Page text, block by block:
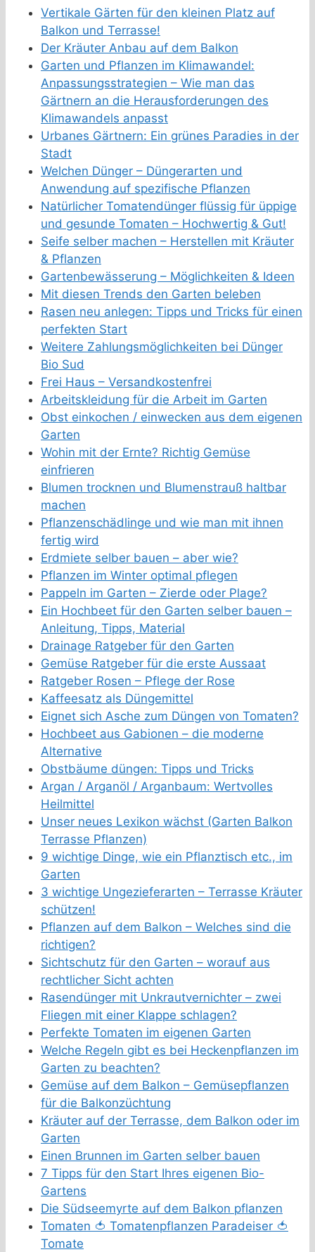
Vertikale Gärten für den kleinen Platz auf
Balkon und Terrasse!
Der Kräuter Anbau auf dem Balkon
Garten und Pflanzen im Klimawandel:
Anpassungsstrategien – Wie man das
Gärtnern an die Herausforderungen des
Klimawandels anpasst
Urbanes Gärtnern: Ein grünes Paradies in der
Stadt
Welchen Dünger – Düngerarten und
Anwendung auf spezifische Pflanzen
Natürlicher Tomatendünger flüssig für üppige
und gesunde Tomaten – Hochwertig & Gut!
Seife selber machen – Herstellen mit Kräuter
& Pflanzen
Gartenbewässerung – Möglichkeiten & Ideen
Mit diesen Trends den Garten beleben
Rasen neu anlegen: Tipps und Tricks für einen
perfekten Start
Weitere Zahlungsmöglichkeiten bei Dünger
Bio Sud
Frei Haus – Versandkostenfrei
Arbeitskleidung für die Arbeit im Garten
Obst einkochen / einwecken aus dem eigenen
Garten
Wohin mit der Ernte? Richtig Gemüse
einfrieren
Blumen trocknen und Blumenstrauß haltbar
machen
Pflanzenschädlinge und wie man mit ihnen
fertig wird
Erdmiete selber bauen – aber wie?
Pflanzen im Winter optimal pflegen
Pappeln im Garten – Zierde oder Plage?
Ein Hochbeet für den Garten selber bauen –
Anleitung, Tipps, Material
Drainage Ratgeber für den Garten
Gemüse Ratgeber für die erste Aussaat
Ratgeber Rosen – Pflege der Rose
Kaffeesatz als Düngemittel
Eignet sich Asche zum Düngen von Tomaten?
Hochbeet aus Gabionen – die moderne
Alternative
Obstbäume düngen: Tipps und Tricks
Argan / Arganöl / Arganbaum: Wertvolles
Heilmittel
Unser neues Lexikon wächst (Garten Balkon
Terrasse Pflanzen)
9 wichtige Dinge, wie ein Pflanztisch etc., im
Garten
3 wichtige Ungezieferarten – Terrasse Kräuter
schützen!
Pflanzen auf dem Balkon – Welches sind die
richtigen?
Sichtschutz für den Garten – worauf aus
rechtlicher Sicht achten
Rasendünger mit Unkrautvernichter – zwei
Fliegen mit einer Klappe schlagen?
Perfekte Tomaten im eigenen Garten
Welche Regeln gibt es bei Heckenpflanzen im
Garten zu beachten?
Gemüse auf dem Balkon – Gemüsepflanzen
für die Balkonzüchtung
Kräuter auf der Terrasse, dem Balkon oder im
Garten
Einen Brunnen im Garten selber bauen
7 Tipps für den Start Ihres eigenen Bio-
Gartens
Die Südseemyrte auf dem Balkon pflanzen
Tomaten 🍅 Tomatenpflanzen Paradeiser 🍅
Tomate